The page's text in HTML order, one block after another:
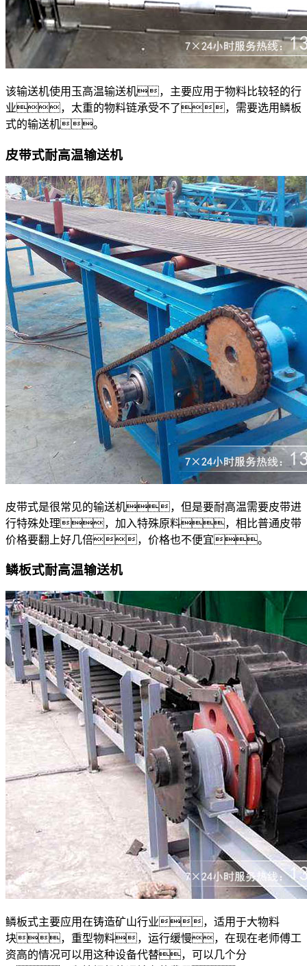
该输送机使用玉高温输送机，主要应用于物料比较轻的行
业，太重的物料链承受不了，需要选用鳞板
式的输送机。
皮带式耐高温输送机
皮带式是很常见的输送机，但是要耐高温需要皮带进
行特殊处理，加入特殊原料，相比普通皮带
价格要翻上好几倍，价格也不便宜。
鳞板式耐高温输送机
鳞板式主要应用在铸造矿山行业，适用于大物料
块，重型物料，运行缓慢，在现在老师傅工
资高的情况可以用这种设备代替，可以几个分